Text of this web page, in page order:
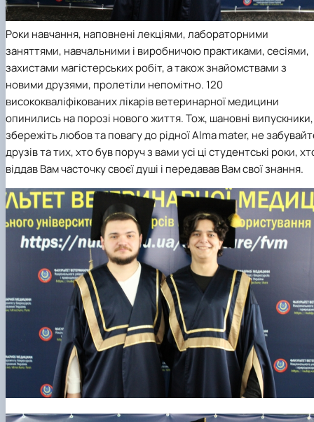
Роки навчання, наповнені лекціями, лабораторними
заняттями, навчальними і виробничою практиками, сесіями,
захистами магістерських робіт, а також знайомствами з
новими друзями, пролетіли непомітно. 120
висококваліфікованих лікарів ветеринарної медицини
опинились на порозі нового життя. Тож, шановні випускники,
збережіть любов та повагу до рідної Alma mater, не
друзів та тих, хто був поруч з вами усі ці студентські роки,
віддав Вам часточку своєї душі і передавав Вам свої знання.